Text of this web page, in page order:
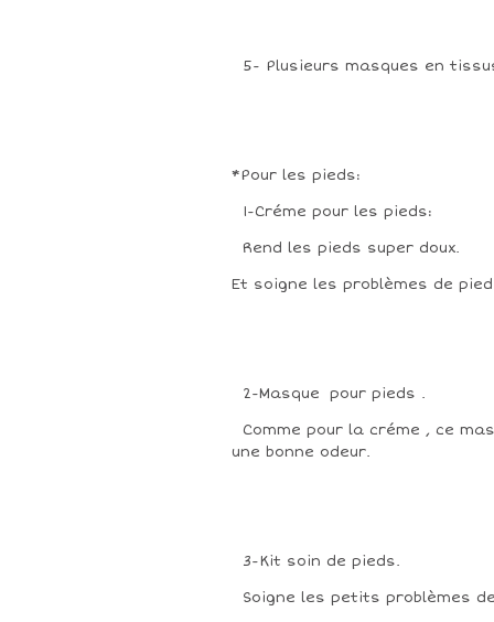
5- Plusieurs masques en
*Pour les pieds:
1-Créme pour les pieds:
Rend les pieds super doux.
Et soigne les problèmes de
2-Masque pour pieds .
Comme pour la créme , ce
une bonne odeur.
3-Kit soin de pieds.
Soigne les petits problèmes